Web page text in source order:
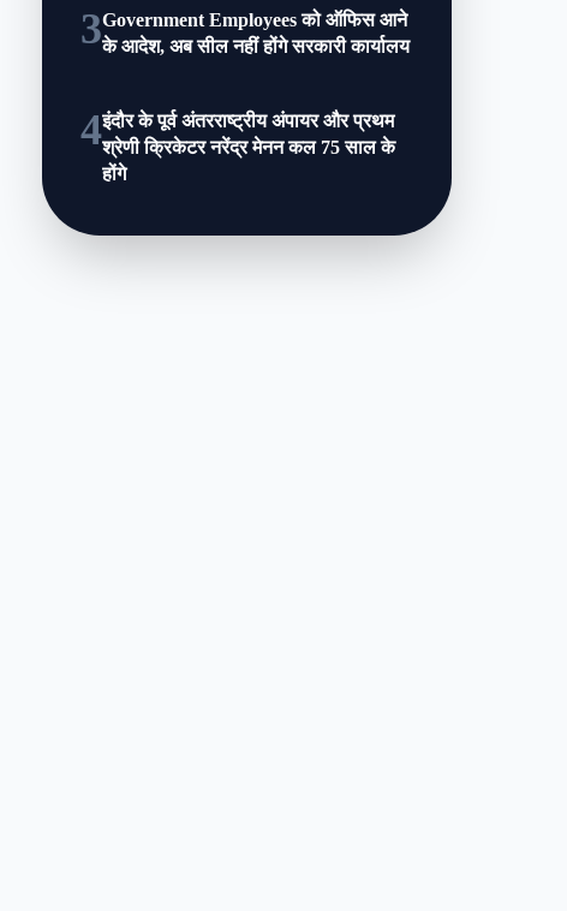
3Government Employees को ऑफिस आने
के आदेश, अब सील नहीं होंगे सरकारी कार्यालय
4इंदौर के पूर्व अंतरराष्ट्रीय अंपायर और प्रथम
श्रेणी क्रिकेटर नरेंद्र मेनन कल 75 साल के
होंगे